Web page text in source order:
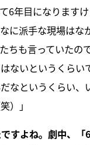
6年目になります
に派手な現場はな
ちも言っていたの
ないというくらい
なというくらい、
）」
すよね。劇中、「